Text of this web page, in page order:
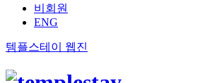
비회원
ENG
템플스테이 웹진